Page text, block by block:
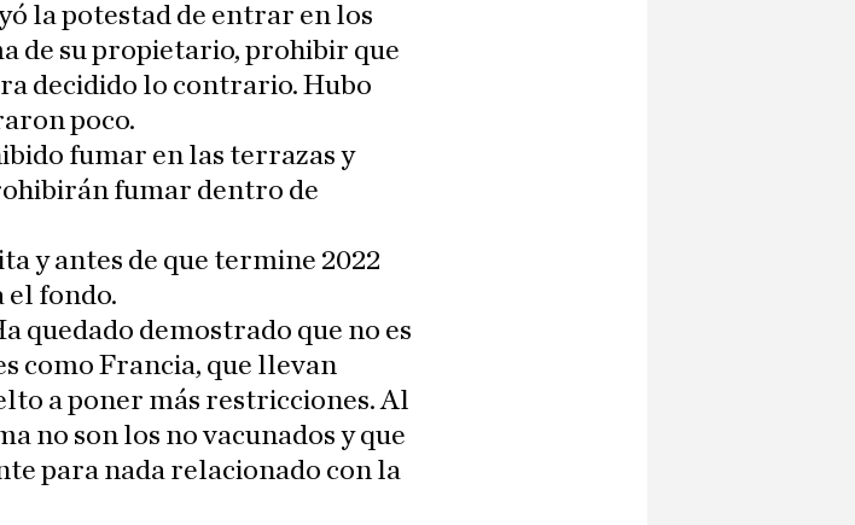
la potestad de entrar en los
de su propietario, prohibir que
decidido lo contrario. Hubo
poco.
fumar en las terrazas y
fumar dentro de
y antes de que termine 2022
el fondo.
quedado demostrado que no es
como Francia, que llevan
a poner más restricciones. Al
no son los no vacunados y que
para nada relacionado con la